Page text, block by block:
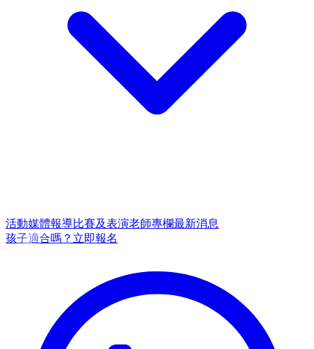
活動媒體報導比賽及表演老師專欄最新消息
孩子適合嗎？ 立即報名